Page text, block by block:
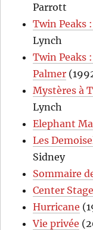
Parrott
Twin Peaks
Lynch
Twin Peaks
Palmer
Mystères à
Lynch
Elephant
Les
Sidney
Sommaire
Center Stage
Hurricane
Vie privée